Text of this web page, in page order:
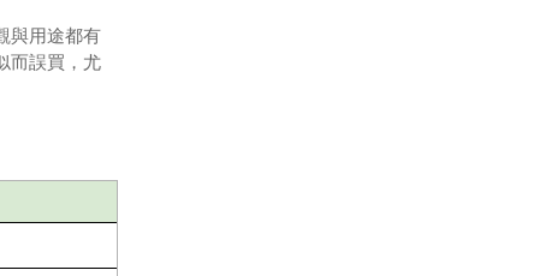
與用途都有
而誤買，尤